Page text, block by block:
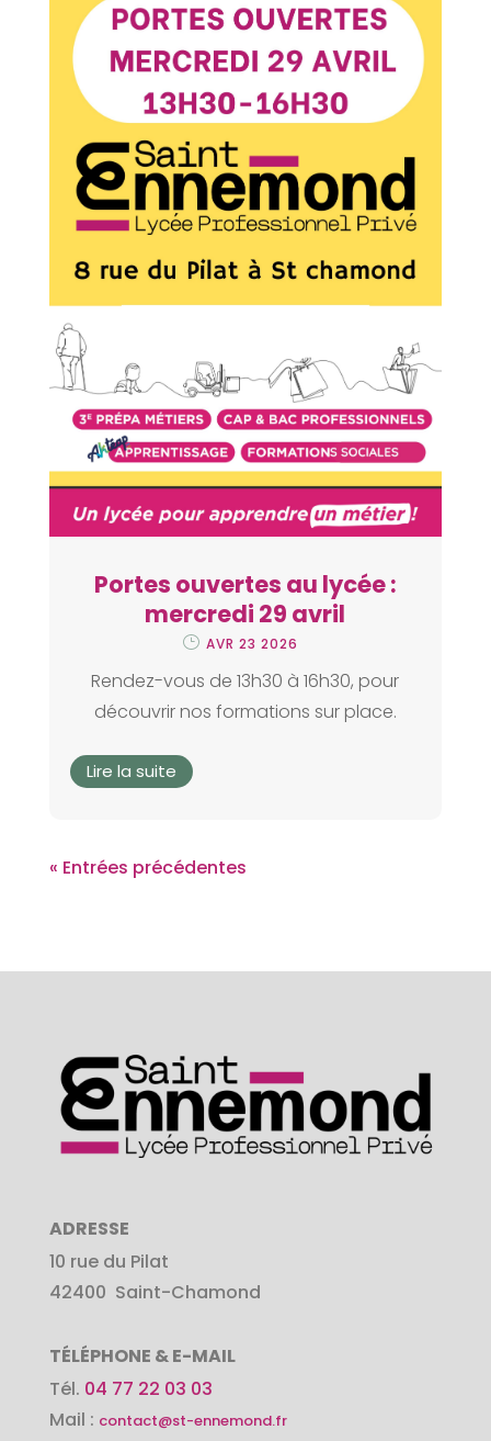
Portes ouvertes au lycée :
mercredi 29 avril
AVR 23 2026
Rendez-vous de 13h30 à 16h30, pour
découvrir nos formations sur place.
Lire la suite
« Entrées précédentes
ADRESSE
10 rue du Pilat
42400 Saint-Chamond
TÉLÉPHONE & E-MAIL
Tél. 04 77 22 03 03
Mail : contact@st-ennemond.fr